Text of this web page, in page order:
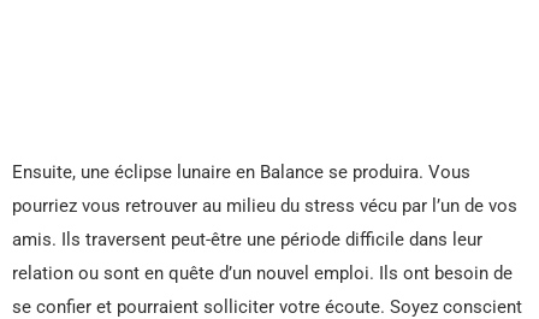
Ensuite, une éclipse lunaire en Balance se produira. Vous
pourriez vous retrouver au milieu du stress vécu par l’un de vos
amis. Ils traversent peut-être une période difficile dans leur
relation ou sont en quête d’un nouvel emploi. Ils ont besoin de
se confier et pourraient solliciter votre écoute. Soyez conscient